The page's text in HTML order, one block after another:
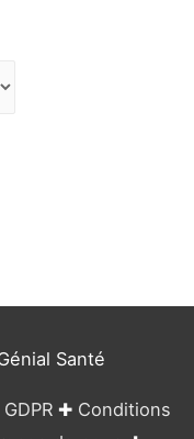
Santé
✚ Conditions